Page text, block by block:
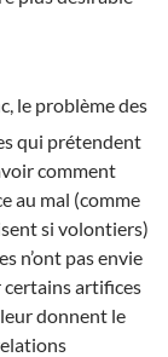
le problème des
qui prétendent
comment
au mal (comme
si volontiers)
n’ont pas envie
certains artifices
donnent le